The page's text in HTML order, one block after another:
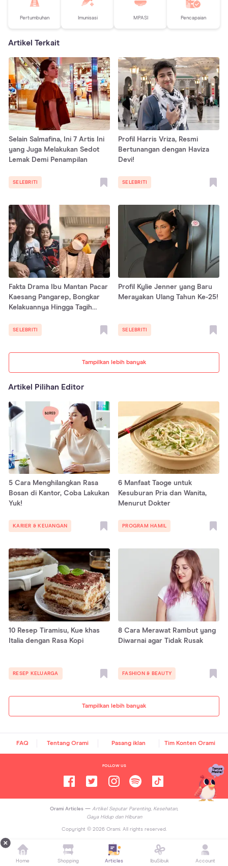
Pertumbuhan Imunisasi MPASI Pencapaian
Artikel Terkait
Tampilkan lebih banyak
Selain Salmafina, Ini 7 Artis Ini
yang Juga Melakukan Sedot
Lemak Demi Penampilan
SELEBRITI
Profil Harris Vriza, Resmi
Bertunangan dengan Haviza
Devi!
SELEBRITI
Fakta Drama Ibu Mantan Pacar
Kaesang Pangarep, Bongkar
Kelakuannya Hingga Tagih
SELEBRITI
Profil Kylie Jenner yang Baru
Merayakan Ulang Tahun Ke-25!
SELEBRITI
Artikel Pilihan Editor
Tampilkan lebih banyak
5 Cara Menghilangkan Rasa
Bosan di Kantor, Coba Lakukan
Yuk!
KARIER & KEUANGAN
6 Manfaat Taoge untuk
Kesuburan Pria dan Wanita,
Menurut Dokter
PROGRAM HAMIL
10 Resep Tiramisu, Kue khas
Italia dengan Rasa Kopi
RESEP KELUARGA
8 Cara Merawat Rambut yang
Diwarnai agar Tidak Rusak
FASHION & BEAUTY
FAQ Tentang Orami Pasang iklan Tim Konten Orami
FOLLOW US
Orami Articles — Artikel Seputar Parenting, Kesehatan,
Gaya Hidup dan Hiburan
Copyright © 2026Orami. All rights reserved.
Home Shopping Articles IbuSibuk Account